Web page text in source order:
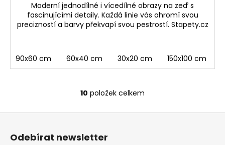
Moderní jednodílné i vícedílné obrazy na zeď s
fascinujícími detaily. Každá linie vás ohromí svou
precizností a barvy překvapí svou pestrostí. Stapety.cz
90x60 cm 60x40 cm 30x20 cm 150x100 cm
O
v
10 položek celkem
Z
Odebírat newsletter